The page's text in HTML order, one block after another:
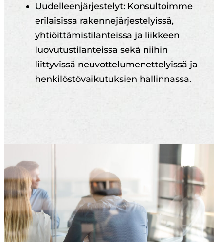
Uudelleenjärjestelyt: Konsultoimme
erilaisissa rakennejärjestelyissä,
yhtiöittämistilanteissa ja liikkeen
luovutustilanteissa sekä niihin
liittyvissä neuvottelumenettelyissä ja
henkilöstövaikutuksien hallinnassa.